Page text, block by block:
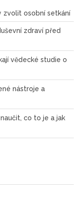
zvolit osobní setkání
zdraví před
vědecké studie o
nástroje a
co to je a jak